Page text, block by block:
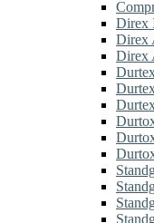
Direx
Direx
Direx